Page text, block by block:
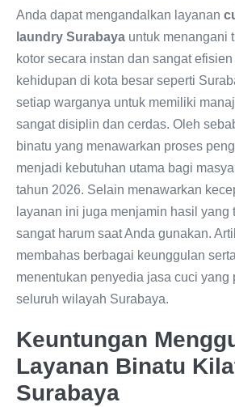
Anda dapat mengandalkan layanan
laundry Surabaya untuk menangani
kotor secara instan dan sangat
kehidupan di kota besar seperti
setiap warganya untuk memiliki
sangat disiplin dan cerdas. Oleh
binatu yang menawarkan proses
menjadi kebutuhan utama bagi
tahun 2026. Selain menawarkan
layanan ini juga menjamin hasil yang
sangat harum saat Anda gunakan.
membahas berbagai keunggulan
menentukan penyedia jasa cuci yang
seluruh wilayah Surabaya.
Keuntungan
Layanan Binatu
Surabaya